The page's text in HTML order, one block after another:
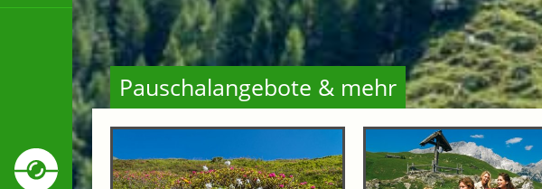
Pauschalangebote & mehr